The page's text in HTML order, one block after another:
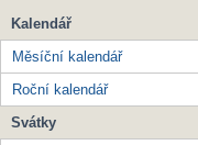
Kalendář
Měsíční kalendář
Roční kalendář
Svátky